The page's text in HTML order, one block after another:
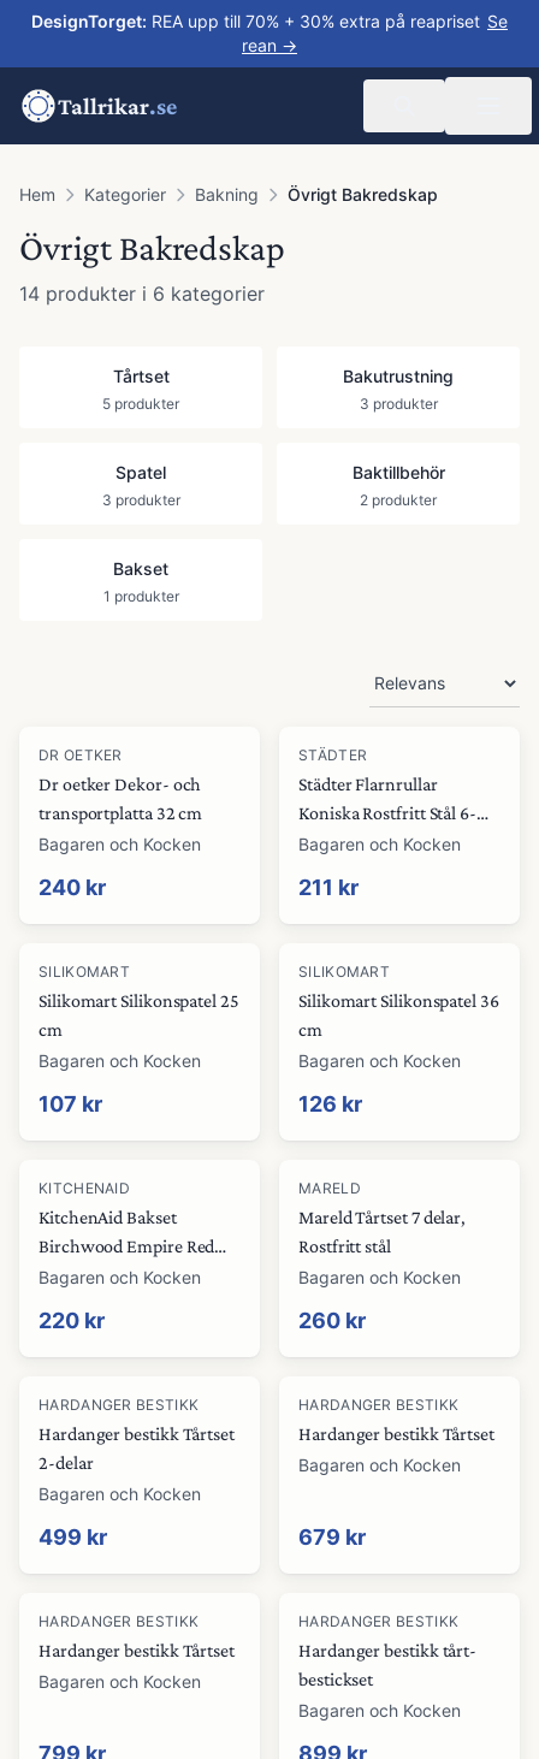
DesignTorget: REA upp till 70% + 30% extra på reapriset Se
rean →
Tallrikar.se
Hem Kategorier Bakning Övrigt Bakredskap
Övrigt Bakredskap
14 produkter i 6 kategorier
Tårtset
5 produkter
Bakutrustning
3 produkter
Spatel
3 produkter
Baktillbehör
2 produkter
Bakset
1 produkter
DR OETKER
Dr oetker Dekor- och
transportplatta 32 cm
Bagaren och Kocken
240 kr
STÄDTER
Städter Flarnrullar
Koniska Rostfritt Stål 6-
Pack
Bagaren och Kocken
211 kr
SILIKOMART
Silikomart Silikonspatel 25
cm
Bagaren och Kocken
107 kr
SILIKOMART
Silikomart Silikonspatel 36
cm
Bagaren och Kocken
126 kr
KITCHENAID
KitchenAid Bakset
Birchwood Empire Red
3St
Bagaren och Kocken
220 kr
MARELD
Mareld Tårtset 7 delar,
Rostfritt stål
Bagaren och Kocken
260 kr
HARDANGER BESTIKK
Hardanger bestikk Tårtset
2-delar
Bagaren och Kocken
499 kr
HARDANGER BESTIKK
Hardanger bestikk Tårtset
Bagaren och Kocken
679 kr
HARDANGER BESTIKK
Hardanger bestikk Tårtset
Bagaren och Kocken
799 kr
HARDANGER BESTIKK
Hardanger bestikk tårt-
bestickset
Bagaren och Kocken
899 kr